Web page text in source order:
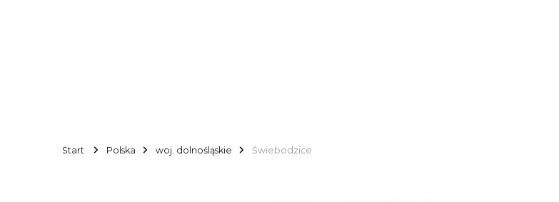
Start Polska woj. dolnośląskie Świebodzice